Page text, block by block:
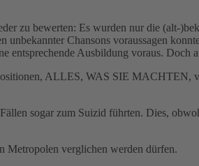
zu bewerten: Es wurden nur die (alt-
Chansons voraussagen
entsprechende Ausbildung voraus. Doch
ALLES, WAS SIE MACHTEN,
sogar zum Suizid führten. Dies,
Metropolen verglichen werden dürfen.